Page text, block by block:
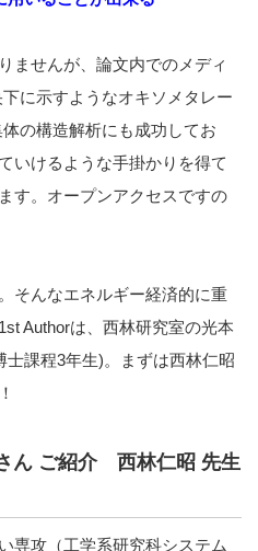
ませんが、論文内でのメディ
に示すようなオキソメタレー
の構造解析にも成功してお
いけるような手掛かりを得て
す。オープンアクセスですの
そんなエネルギー経済的に重
Authorは、西林研究室の光本
課程3年生)。まずは西林仁昭
ん ご紹介 西林仁昭 先生
専攻（工学系研究科システム